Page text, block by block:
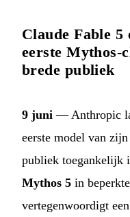
Claude Fable
eerste Mythos-
brede publiek
9 juni — Anthropic
eerste model van
publiek toegankelijk
Mythos 5 in
vertegenwoordigt